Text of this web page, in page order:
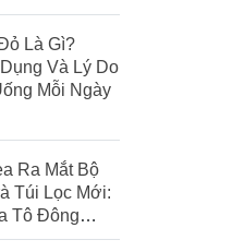
Hay Mệt, Cảm
Là Gì?
Và Lý Do
Mỗi Ngày
Ra Mắt Bộ
Túi Lọc Mới:
Tô Đông
Trà Atiso Đỏ